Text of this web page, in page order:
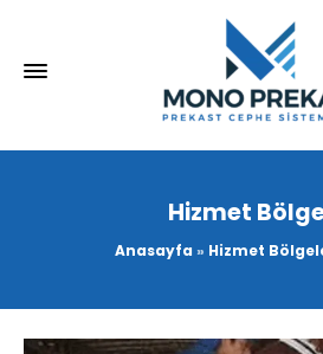
Hizmet
Anasayfa » Hizmet